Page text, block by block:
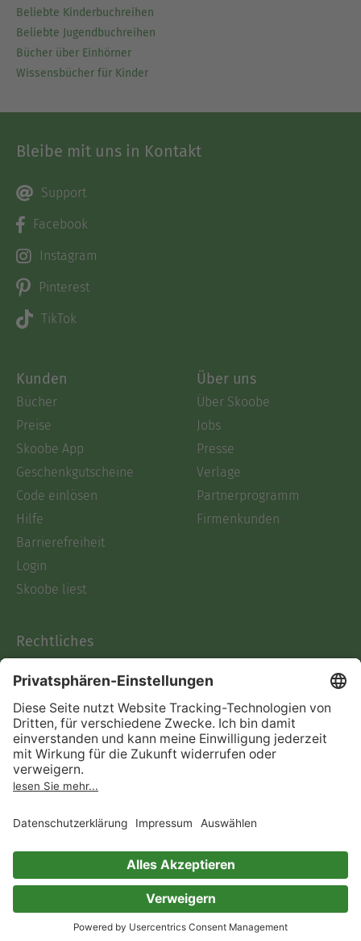
Beliebte Kinderbuchreihen
Beliebte Jugendbuchreihen
Bücher über Einhörner
Wissensbücher für Kinder
Bleibe mit uns in Kontakt
Support
Facebook
Instagram
Pinterest
TikTok
Kunden
Bücher
Preise
Skoobe App
Geschenkgutscheine
Code einlösen
Hilfe
Barrierefreiheit
Login
Skoobe liest
Über uns
Über Skoobe
Jobs
Presse
Verlage
Partnerprogramm
Firmenkunden
Rechtliches
AGB
Informationen nach Data
Act
Verträge hier kündigen
Impressum
Immer ein gutes Buch